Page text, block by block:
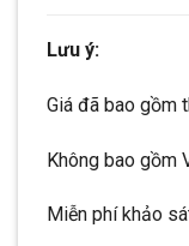
Lưu ý:
Giá đã bao gồm
Không bao gồm
Miễn phí khảo